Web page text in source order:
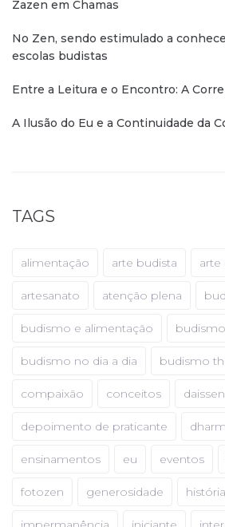
Zazen em Chamas
No Zen, sendo estimulado a
escolas budistas
Entre a Leitura e o Encontro: A
A Ilusão do Eu e a Continuidade da
TAGS
alimentação arte budista arte
artesanato atenção plena
budismo e alimentação
budismo no dia a dia budismo
compaixão conceitos daissen
depoimento de praticante
ensinamentos eu eventos
fotozen generosidade